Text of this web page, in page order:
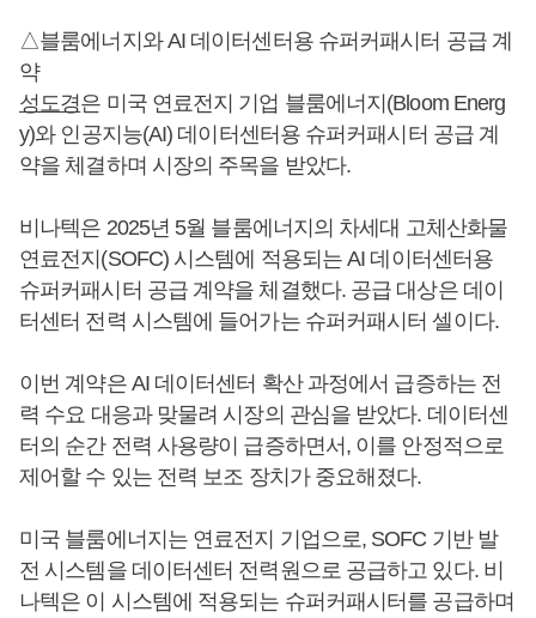
△블룸에너지와 AI 데이터센터용 슈퍼커패시터 공급 계
약
성도경은 미국 연료전지 기업 블룸에너지(Bloom Energ
y)와 인공지능(AI) 데이터센터용 슈퍼커패시터 공급 계
약을 체결하며 시장의 주목을 받았다.
비나텍은 2025년 5월 블룸에너지의 차세대 고체산화물
연료전지(SOFC) 시스템에 적용되는 AI 데이터센터용
슈퍼커패시터 공급 계약을 체결했다. 공급 대상은 데이
터센터 전력 시스템에 들어가는 슈퍼커패시터 셀이다.
이번 계약은 AI 데이터센터 확산 과정에서 급증하는 전
력 수요 대응과 맞물려 시장의 관심을 받았다. 데이터센
터의 순간 전력 사용량이 급증하면서, 이를 안정적으로
제어할 수 있는 전력 보조 장치가 중요해졌다.
미국 블룸에너지는 연료전지 기업으로, SOFC 기반 발
전 시스템을 데이터센터 전력원으로 공급하고 있다. 비
나텍은 이 시스템에 적용되는 슈퍼커패시터를 공급하며